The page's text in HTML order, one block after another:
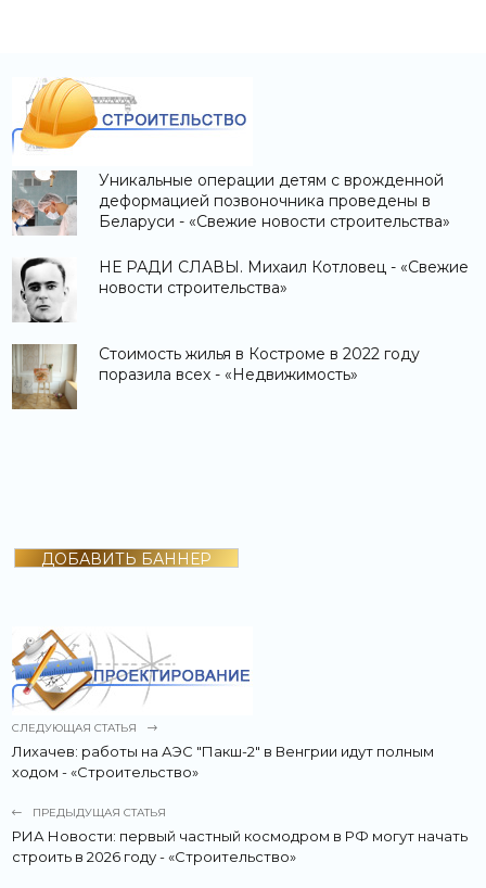
Уникальные операции детям с врожденной
деформацией позвоночника проведены в
Беларуси - «Свежие новости строительства»
НЕ РАДИ СЛАВЫ. Михаил Котловец - «Свежие
новости строительства»
Стоимость жилья в Костроме в 2022 году
поразила всех - «Недвижимость»
ДОБАВИТЬ БАННЕР
СЛЕДУЮЩАЯ СТАТЬЯ
Лихачев: работы на АЭС "Пакш-2" в Венгрии идут полным
ходом - «Строительство»
ПРЕДЫДУЩАЯ СТАТЬЯ
РИА Новости: первый частный космодром в РФ могут начать
строить в 2026 году - «Строительство»